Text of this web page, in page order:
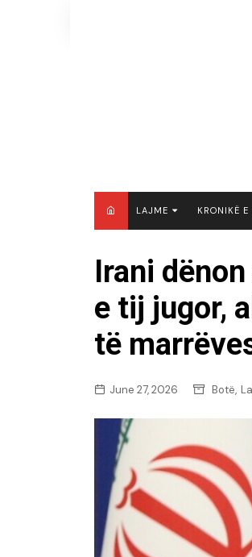
LAJME
KOSOVË
SHQIPËRI
RAJON
BOTË
KRONIKË E
Irani
e tij jugor,
të
June 27, 2026 Botë,